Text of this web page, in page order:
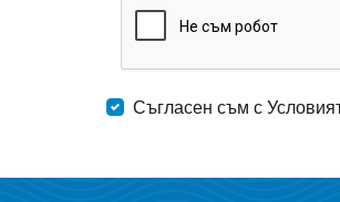
Съгласен съм с